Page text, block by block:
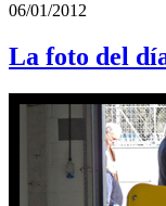
06/01/2012
La foto del